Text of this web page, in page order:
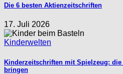
Die 6 besten Aktienzeitschriften
17. Juli 2026
Kinderwelten
Kinderzeitschriften mit Spielzeug:
bringen